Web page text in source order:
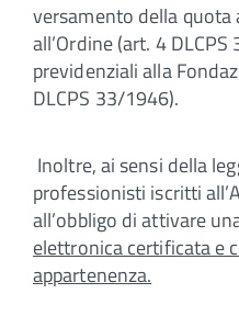
versamento della
all’Ordine (art. 4
previdenziali alla
DLCPS 33/1946).
Inoltre, ai sensi della
professionisti iscritti
all’obbligo di attivare
elettronica certificata e
appartenenza.